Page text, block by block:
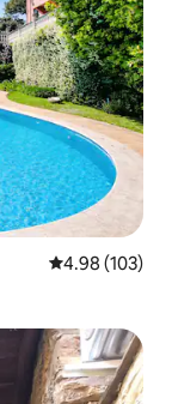
5 पैकी 4.98
4.98 (103)